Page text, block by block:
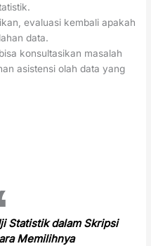
evaluasi kembali apakah
data.
konsultasikan masalah
asistensi olah data yang
Statistik dalam Skripsi
Memilihnya